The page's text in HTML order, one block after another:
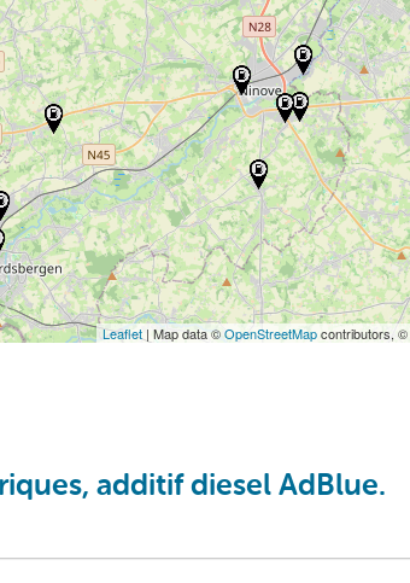
Leaflet | Map data ©OpenStreetMapcontributors, ©
additif diesel AdBlue.